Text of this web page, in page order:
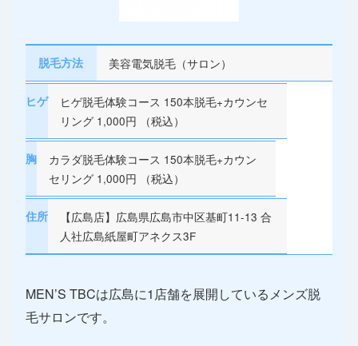
脱毛方法 美容電気脱毛（サロン）
ヒゲ
ヒゲ脱毛体験コース 150本脱毛+カウンセ
リング 1,000円 （税込）
胸
カラダ脱毛体験コース 150本脱毛+カウン
セリング 1,000円 （税込）
住所
【広島店】広島県広島市中区基町11-13 合
人社広島紙屋町アネクス3F
MEN’S TBCは広島に1店舗を展開しているメンズ脱
毛サロンです。